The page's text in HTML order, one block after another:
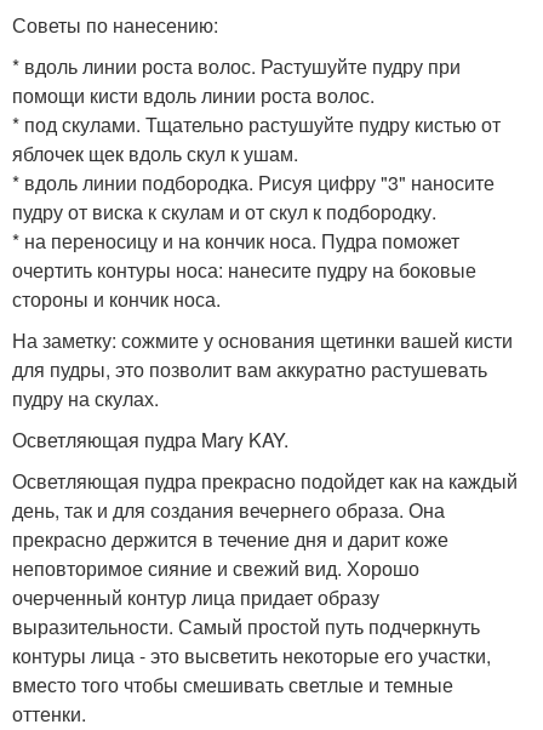
Советы по нанесению:
* вдоль линии роста волос. Растушуйте пудру при
помощи кисти вдоль линии роста волос.
* под скулами. Тщательно растушуйте пудру кистью от
яблочек щек вдоль скул к ушам.
* вдоль линии подбородка. Рисуя цифру "3" наносите
пудру от виска к скулам и от скул к подбородку.
* на переносицу и на кончик носа. Пудра поможет
очертить контуры носа: нанесите пудру на боковые
стороны и кончик носа.
На заметку: сожмите у основания щетинки вашей кисти
для пудры, это позволит вам аккуратно растушевать
пудру на скулах.
Осветляющая пудра Mary KAY.
Осветляющая пудра прекрасно подойдет как на каждый
день, так и для создания вечернего образа. Она
прекрасно держится в течение дня и дарит коже
неповторимое сияние и свежий вид. Хорошо
очерченный контур лица придает образу
выразительности. Самый простой путь подчеркнуть
контуры лица - это высветить некоторые его участки,
вместо того чтобы смешивать светлые и темные
оттенки.